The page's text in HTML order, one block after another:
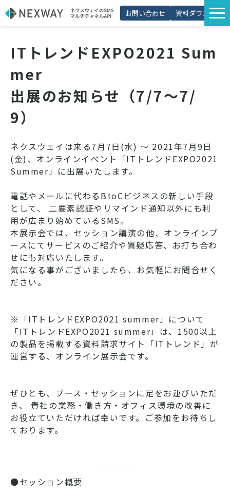
お問い合わせ 資料ダウンロード
選ばれる理由
導入事例
パートナー制度
ITトレンドEXPO2021 Sum
mer
出展のお知らせ（7/7～7/
9）
ネクスウェイは来る7月7日(水) ～ 2021年7月9日
(金)、オンラインイベント「ITトレンドEXPO2021
Summer」に出展いたします。
電話やメールに代わるBtoCビジネスの新しい手段
として、 二要素認証やリマインド通知以外にも利
用が広まり始めているSMS。
本展示会では、セッション講演の他、オンラインブ
ースにてサービスのご紹介や質疑応答、お打ち合わ
せにも対応いたします。
気になる事がございましたら、お気軽にお問合せく
ださい。
※「ITトレンドEXPO2021 summer」について
「ITトレンドEXPO2021 summer」は、1500以上
の製品を掲載する資料請求サイト「ITトレンド」が
運営する、オンライン展示会です。
ぜひとも、ブース・セッションに足をお運びいただ
き、 貴社の業務・働き方・オフィス環境の改善に
お役立ていただければ幸いです。ご参加をお待ちし
ております。
●セッション概要